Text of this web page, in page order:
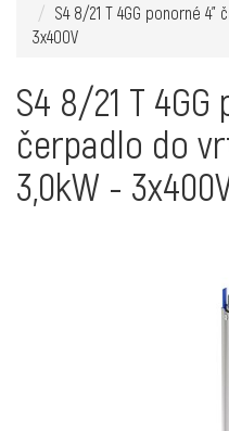
S4 8/21 T 4GG ponorné
3x400V
S4 8/21 T
čerpadlo do
3,0kW -